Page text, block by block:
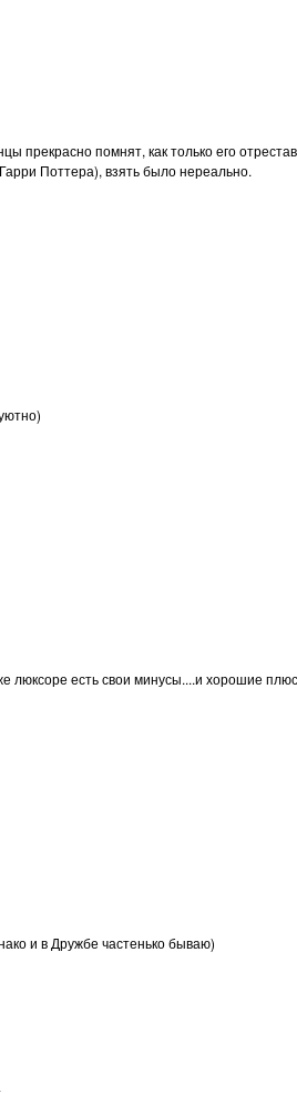
помнят, как только его
Поттера), взять было нереально.
люксоре есть свои минусы....и хорошие
и в Дружбе частенько бываю)